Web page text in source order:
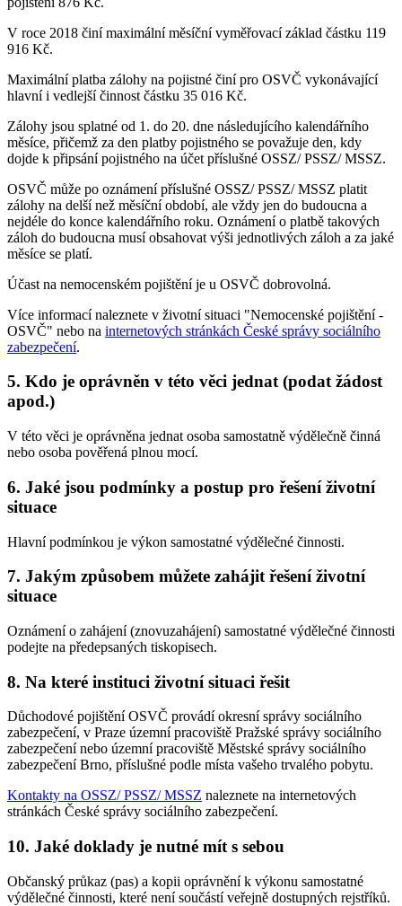
V roce 2018 činí maximální měsíční vyměřovací základ částku 119
916 Kč.
Maximální platba zálohy na pojistné činí pro OSVČ vykonávající
hlavní i vedlejší činnost částku 35 016 Kč.
Zálohy jsou splatné od 1. do 20. dne následujícího kalendářního
měsíce, přičemž za den platby pojistného se považuje den, kdy
dojde k připsání pojistného na účet příslušné OSSZ/ PSSZ/ MSSZ.
OSVČ může po oznámení příslušné OSSZ/ PSSZ/ MSSZ platit
zálohy na delší než měsíční období, ale vždy jen do budoucna a
nejdéle do konce kalendářního roku. Oznámení o platbě takových
záloh do budoucna musí obsahovat výši jednotlivých záloh a za jaké
měsíce se platí.
Účast na nemocenském pojištění je u OSVČ dobrovolná.
Více informací naleznete v životní situaci "Nemocenské pojištění -
OSVČ" nebo na internetových stránkách České správy sociálního
zabezpečení.
5. Kdo je oprávněn v této věci jednat (podat žádost
apod.)
V této věci je oprávněna jednat osoba samostatně výdělečně činná
nebo osoba pověřená plnou mocí.
6. Jaké jsou podmínky a postup pro řešení životní
situace
Hlavní podmínkou je výkon samostatné výdělečné činnosti.
7. Jakým způsobem můžete zahájit řešení životní
situace
Oznámení o zahájení (znovuzahájení) samostatné výdělečné činnosti
podejte na předepsaných tiskopisech.
8. Na které instituci životní situaci řešit
Důchodové pojištění OSVČ provádí okresní správy sociálního
zabezpečení, v Praze územní pracoviště Pražské správy sociálního
zabezpečení nebo územní pracoviště Městské správy sociálního
zabezpečení Brno, příslušné podle místa vašeho trvalého pobytu.
Kontakty na OSSZ/ PSSZ/ MSSZ naleznete na internetových
stránkách České správy sociálního zabezpečení.
10. Jaké doklady je nutné mít s sebou
Občanský průkaz (pas) a kopii oprávnění k výkonu samostatné
výdělečné činnosti, které není součástí veřejně dostupných rejstříků.